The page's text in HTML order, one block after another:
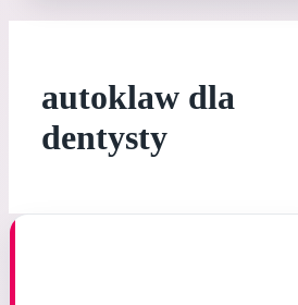
autoklaw dla
dentysty